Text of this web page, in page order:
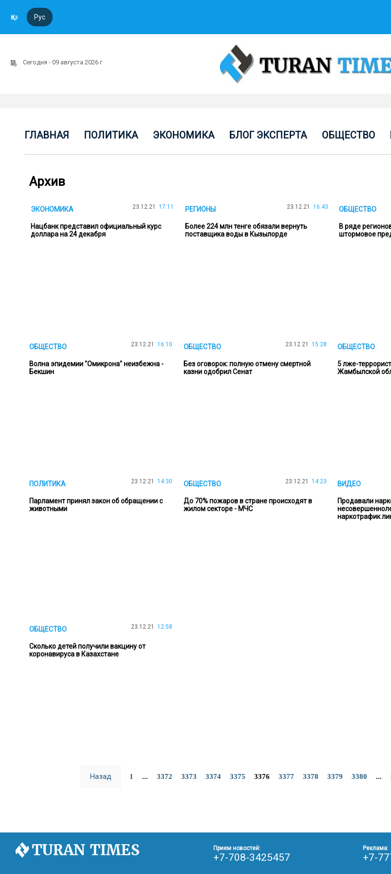
Қаз Рус
Сегодня - 09 августа 2026 г
ГЛАВНАЯ ПОЛИТИКА ЭКОНОМИКА БЛОГ ЭКСПЕРТА ОБЩЕСТВО
Архив
ЭКОНОМИКА 23.12.21 17:11
Нацбанк представил официальный курс
доллара на 24 декабря
РЕГИОНЫ 23.12.21 16:43
Более 224 млн тенге обязали вернуть
поставщика воды в Кызылорде
ОБЩЕСТВО
В ряде
штормовое
ОБЩЕСТВО 23.12.21 16:10
Волна эпидемии "Омикрона" неизбежна -
Бекшин
ОБЩЕСТВО 23.12.21 15:28
Без оговорок: полную отмену смертной
казни одобрил Сенат
ОБЩЕСТВО
5 лже-
Жамбылской
ПОЛИТИКА 23.12.21 14:30
Парламент принял закон об обращении с
животными
ОБЩЕСТВО 23.12.21 14:23
До 70% пожаров в стране происходят в
жилом секторе - МЧС
ВИДЕО
Продавали
наркотрафик
ОБЩЕСТВО 23.12.21 12:58
Сколько детей получили вакцину от
коронавируса в Казахстане
Назад 1 ... 3372 3373 3374 3375 3376 3377 3378 3379 3380 ...
Прием новостей:
+7-708-3425457
Реклама:
+7-